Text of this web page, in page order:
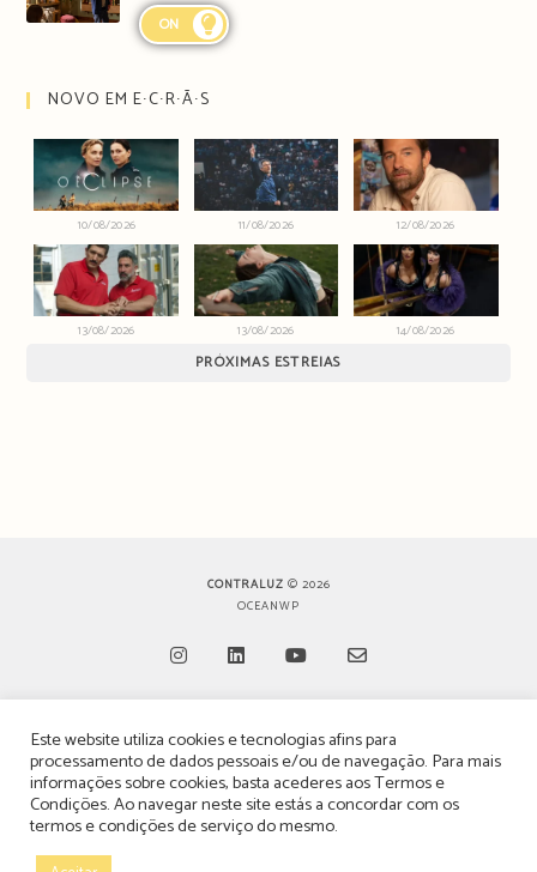
ON
NOVO EM E∙C∙R∙Ã∙S
10/08/2026 11/08/2026 12/08/2026
13/08/2026 13/08/2026 14/08/2026
PRÓXIMAS ESTREIAS
CONTRALUZ © 2026
OCEANWP
in
a
new
in
a
new
tab
in
a
new
in
a
new
TERMOS, CONDIÇÕES & POLÍTICA DE PRIVACIDADE
ESTATUTO EDITORIAL
POLÍTICA DE PUBLICIDADE E ANÚNCIOS
Este website utiliza cookies e tecnologias afins para
processamento de dados pessoais e/ou de navegação. Para mais
informações sobre cookies, basta acederes aosTermos e
Condições. Ao navegar neste site estás a concordar com os
termos e condições de serviço do mesmo.